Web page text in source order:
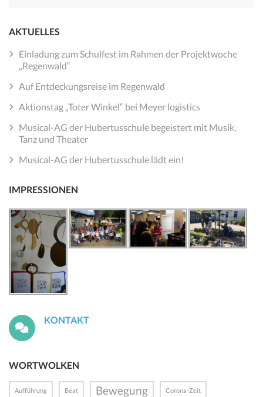
AKTUELLES
Einladung zum Schulfest im Rahmen der Projektwoche
„Regenwald“
Auf Entdeckungsreise im Regenwald
Aktionstag „Toter Winkel“ bei Meyer logistics
Musical-AG der Hubertusschule begeistert mit Musik,
Tanz und Theater
Musical-AG der Hubertusschule lädt ein!
IMPRESSIONEN
KONTAKT
WORTWOLKEN
Aufführung Beat Bewegung Corona-Zeit